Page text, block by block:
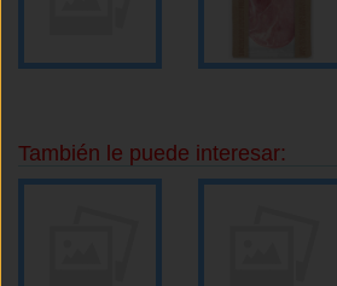
También le puede interesar: